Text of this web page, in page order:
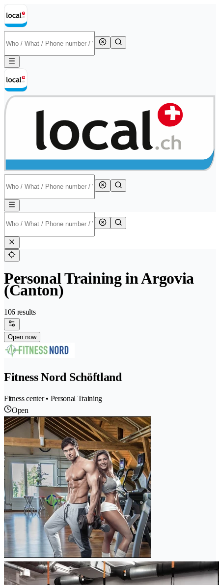
Personal Training in Argovia
(Canton)
106 results
Open now
Fitness Nord Schöftland
Fitness center • Personal Training
Open